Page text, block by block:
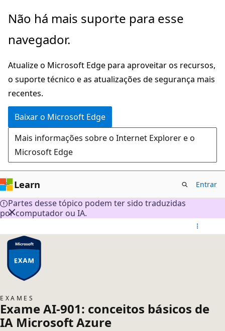
Pular
o
principal
Não há mais suporte para esse
navegador.
Atualize o Microsoft Edge para aproveitar os recursos,
o suporte técnico e as atualizações de segurança mais
recentes.
Baixar o Microsoft Edge
Mais informações sobre o Internet Explorer e o
Microsoft Edge
Learn Entrar
Partes desse tópico podem ter sido traduzidas
por computador ou IA.
EXAMES
Exame AI-901: conceitos básicos de
IA Microsoft Azure